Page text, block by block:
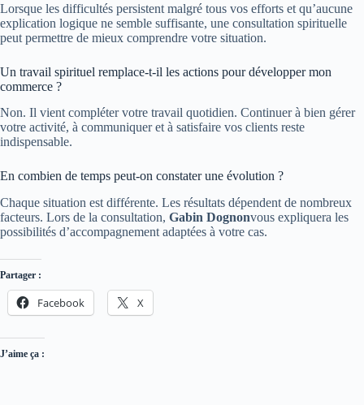
Lorsque les difficultés persistent malgré tous vos efforts et qu’aucune
explication logique ne semble suffisante, une consultation spirituelle
peut permettre de mieux comprendre votre situation.
Un travail spirituel remplace-t-il les actions pour développer mon
commerce ?
Non. Il vient compléter votre travail quotidien. Continuer à bien gérer
votre activité, à communiquer et à satisfaire vos clients reste
indispensable.
En combien de temps peut-on constater une évolution ?
Chaque situation est différente. Les résultats dépendent de nombreux
facteurs. Lors de la consultation, Gabin Dognonvous expliquera les
possibilités d’accompagnement adaptées à votre cas.
Partager :
Facebook X
J’aime ça :